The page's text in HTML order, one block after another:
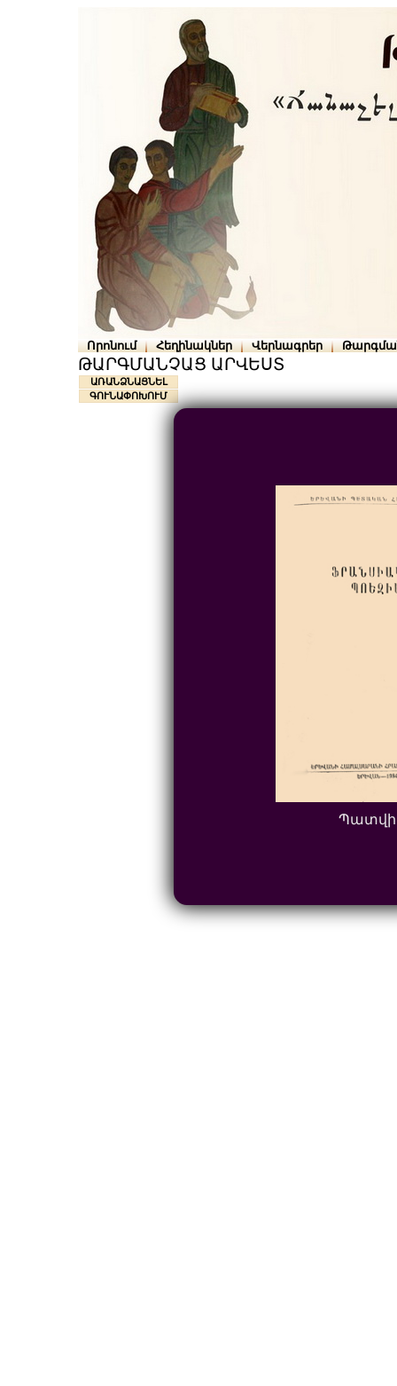
Որոնում Հեղինակներ Վերնագրեր
ԹԱՐԳՄԱՆՉԱՑ ԱՐՎԵՍՏ
ԱՌԱՆՁՆԱՑՆԵԼ
ԳՈՒՆԱՓՈԽՈՒՄ